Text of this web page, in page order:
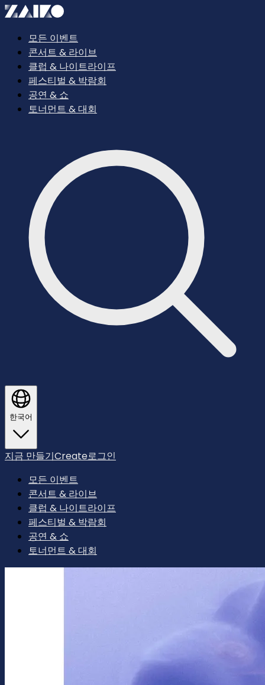
모든 이벤트
콘서트 & 라이브
클럽 & 나이트라이프
페스티벌 & 박람회
공연 & 쇼
토너먼트 & 대회
한국어
지금 만들기Create로그인
모든 이벤트
콘서트 & 라이브
클럽 & 나이트라이프
페스티벌 & 박람회
공연 & 쇼
토너먼트 & 대회